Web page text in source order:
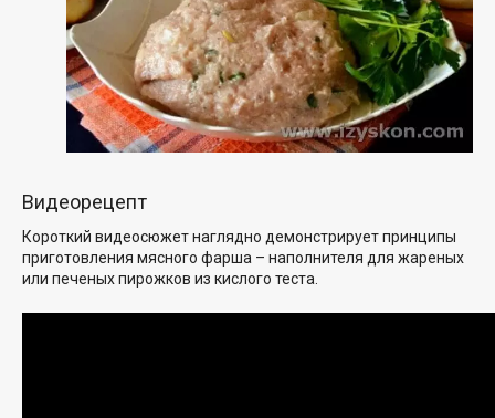
Видеорецепт
Короткий видеосюжет наглядно демонстрирует принципы
приготовления мясного фарша – наполнителя для жареных
или печеных пирожков из кислого теста.